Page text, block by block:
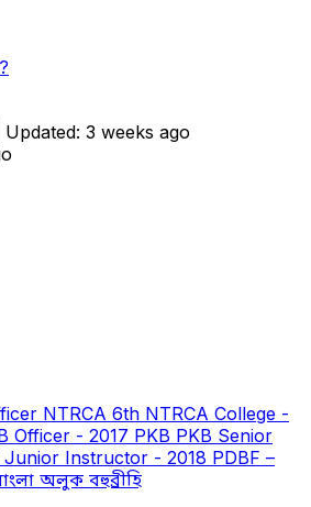
Updated: 3 weeks ago
NTRCA 6th NTRCA College -
Officer - 2017 PKB PKB Senior
Junior Instructor - 2018 PDBF –
অলুক বহুব্রীহি